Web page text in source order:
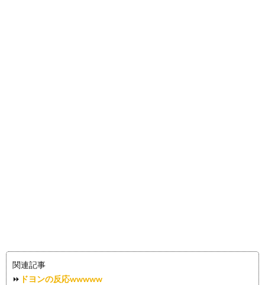
関連記事
⏩ ドヨンの反応wwwww